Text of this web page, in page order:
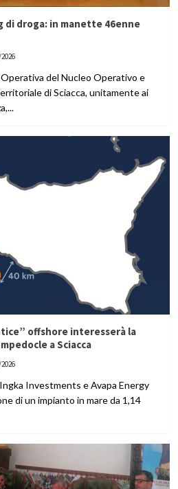
droga: in manette 46enne
del Nucleo Operativo e
di Sciacca, unitamente ai
offshore interesserà la
a Sciacca
Investments e Avapa Energy
di un impianto in mare da 1,14